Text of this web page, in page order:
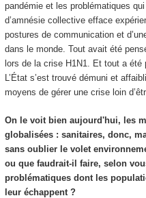
pandémie et les problématiques
d’amnésie collective efface
postures de communication et
dans le monde. Tout avait été
lors de la crise H1N1. Et tout a
L’État s’est trouvé démuni et
moyens de gérer une crise loin
On le voit bien aujourd'hui, les
globalisées : sanitaires, donc,
sans oublier le volet
ou que faudrait-il faire, selon
problématiques dont les
leur échappent ?